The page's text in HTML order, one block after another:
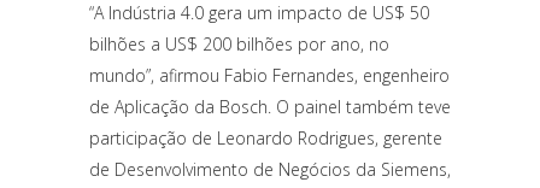
“A Indústria 4.0 gera um impacto de US$ 50
bilhões a US$ 200 bilhões por ano, no
mundo”, afirmou Fabio Fernandes, engenheiro
de Aplicação da Bosch. O painel também teve
participação de Leonardo Rodrigues, gerente
de Desenvolvimento de Negócios da Siemens,